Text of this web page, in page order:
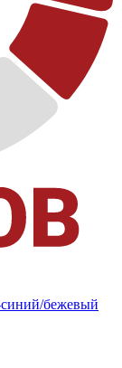
бежевый